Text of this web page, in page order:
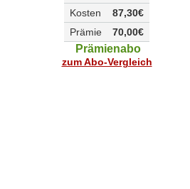
87,30€
Kosten
70,00€
Prämie
Prämienabo
zum Abo-Vergleich